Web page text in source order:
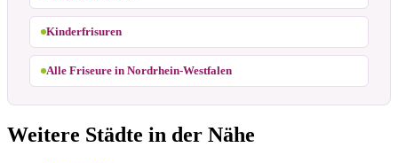
Kinderfrisuren
Alle Friseure in Nordrhein-Westfalen
Weitere Städte in der Nähe